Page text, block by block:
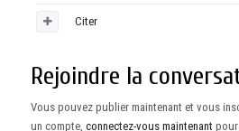
Citer
Rejoindre la
Vous pouvez publier maintenant et vous
un compte, connectez-vous maintenant